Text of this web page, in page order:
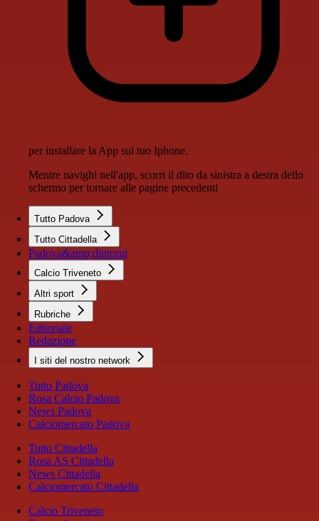
per installare la App sul tuo Iphone.
Mentre navighi nell'app, scorri il dito da sinistra a destra dello
schermo per tornare alle pagine precedenti
Tutto Padova
Tutto Cittadella
Padova&amp;dintorni
Calcio Triveneto
Altri sport
Rubriche
Editoriale
Redazione
I siti del nostro network
Tutto Padova
Rosa Calcio Padova
News Padova
Calciomercato Padova
Tutto Cittadella
Rosa AS Cittadella
News Cittadella
Calciomercato Cittadella
Calcio Triveneto